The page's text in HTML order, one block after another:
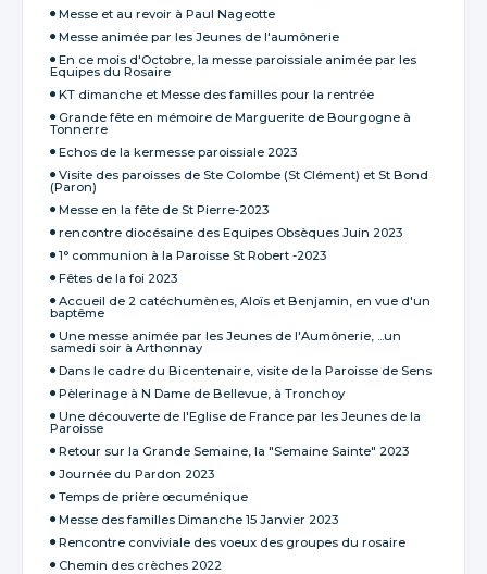
Messe et au revoir à Paul Nageotte
Messe animée par les Jeunes de l'aumônerie
En ce mois d'Octobre, la messe paroissiale animée par les
Equipes du Rosaire
KT dimanche et Messe des familles pour la rentrée
Grande fête en mémoire de Marguerite de Bourgogne à
Tonnerre
Echos de la kermesse paroissiale 2023
Visite des paroisses de Ste Colombe (St Clément) et St Bond
(Paron)
Messe en la fête de St Pierre-2023
rencontre diocésaine des Equipes Obsèques Juin 2023
1° communion à la Paroisse St Robert -2023
Fêtes de la foi 2023
Accueil de 2 catéchumènes, Aloïs et Benjamin, en vue d'un
baptême
Une messe animée par les Jeunes de l'Aumônerie, ...un
samedi soir à Arthonnay
Dans le cadre du Bicentenaire, visite de la Paroisse de Sens
Pèlerinage à N Dame de Bellevue, à Tronchoy
Une découverte de l'Eglise de France par les Jeunes de la
Paroisse
Retour sur la Grande Semaine, la "Semaine Sainte" 2023
Journée du Pardon 2023
Temps de prière œcuménique
Messe des familles Dimanche 15 Janvier 2023
Rencontre conviviale des voeux des groupes du rosaire
Chemin des crèches 2022